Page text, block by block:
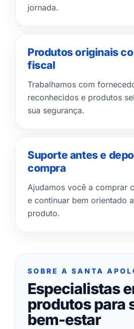
jornada.
Produtos originais
fiscal
Trabalhamos com
reconhecidos e produtos
sua segurança.
Suporte antes e
compra
Ajudamos você a comprar
e continuar bem orientado
produto.
SOBRE A SANTA
Especialistas
produtos para
bem-estar